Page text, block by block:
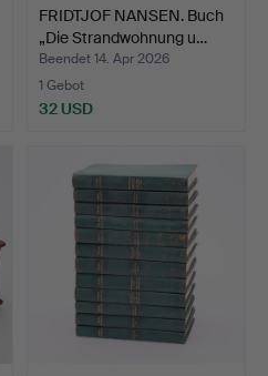
FRIDTJOF NANSEN. Buch
„Die Strandwohnung u…
Beendet 14. Apr 2026
1 Gebot
32 USD